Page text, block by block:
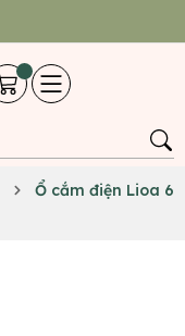
Ổ cắm điện Lioa 6